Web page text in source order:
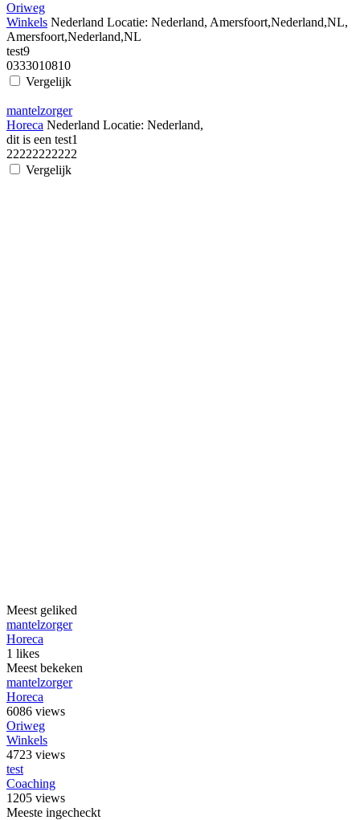
Oriweg
Winkels Nederland Locatie: Nederland, Amersfoort,Nederland,NL,
Amersfoort,Nederland,NL
test9
0333010810
Vergelijk
mantelzorger
Horeca Nederland Locatie: Nederland,
dit is een test1
22222222222
Vergelijk
Meest geliked
mantelzorger
Horeca
1 likes
Meest bekeken
mantelzorger
Horeca
6086 views
Oriweg
Winkels
4723 views
test
Coaching
1205 views
Meeste ingecheckt